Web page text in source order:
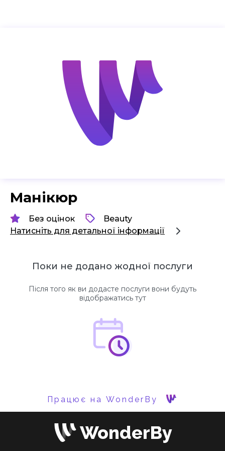
Манікюр
Без оцінок
Beauty
Натисніть для детальної інформації
Поки не додано жодної послуги
Після того як ви додасте послуги вони будуть
відображатись тут
Працює на WonderBy
WonderBy